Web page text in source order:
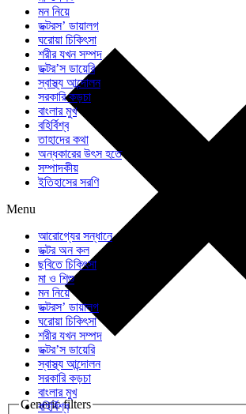
Generic filters
মন নিয়ে
ডক্টরস’ ডায়ালগ
ঘরোয়া চিকিৎসা
শরীর যখন সম্পদ
ডক্টর’স ডায়েরি
স্বাস্থ্য আন্দোলন
সরকারি কড়চা
বাংলার মুখ
বহির্বিশ্ব
তাহাদের কথা
অন্ধকারের উৎস হতে
সম্পাদকীয়
ইতিহাসের সরণি
Menu
আরোগ্যের সন্ধানে
ডক্টর অন কল
ছবিতে চিকিৎসা
মা ও শিশু
মন নিয়ে
ডক্টরস’ ডায়ালগ
ঘরোয়া চিকিৎসা
শরীর যখন সম্পদ
ডক্টর’স ডায়েরি
স্বাস্থ্য আন্দোলন
সরকারি কড়চা
বাংলার মুখ
বহির্বিশ্ব